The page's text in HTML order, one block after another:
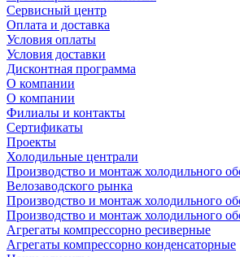
Сервисный центр
Оплата и доставка
Условия оплаты
Условия доставки
Дисконтная программа
О компании
О компании
Филиалы и контакты
Сертификаты
Проекты
Холодильные централи
Производство и монтаж холодильного
Велозаводского рынка
Производство и монтаж холодильного
Производство и монтаж холодильного
Агрегаты компрессорно ресиверные
Агрегаты компрессорно конденсаторные